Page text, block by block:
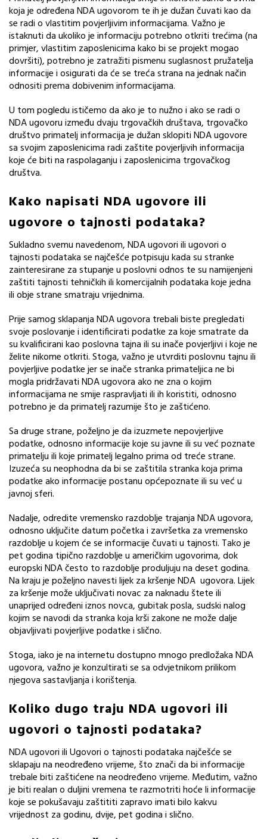
koja je određena NDA ugovorom te ih je dužan čuvati kao da
se radi o vlastitim povjerljivim informacijama. Važno je
istaknuti da ukoliko je informaciju potrebno otkriti trećima (na
primjer, vlastitim zaposlenicima kako bi se projekt mogao
dovršiti), potrebno je zatražiti pismenu suglasnost pružatelja
informacije i osigurati da će se treća strana na jednak način
odnositi prema dobivenim informacijama.
U tom pogledu ističemo da ako je to nužno i ako se radi o
NDA ugovoru između dvaju trgovačkih društava, trgovačko
društvo primatelj informacija je dužan sklopiti NDA ugovore
sa svojim zaposlenicima radi zaštite povjerljivih informacija
koje će biti na raspolaganju i zaposlenicima trgovačkog
društva.
Kako napisati NDA ugovore ili
ugovore o tajnosti podataka?
Sukladno svemu navedenom, NDA ugovori ili ugovori o
tajnosti podataka se najčešće potpisuju kada su stranke
zainteresirane za stupanje u poslovni odnos te su namijenjeni
zaštiti tajnosti tehničkih ili komercijalnih podataka koje jedna
ili obje strane smatraju vrijednima.
Prije samog sklapanja NDA ugovora trebali biste pregledati
svoje poslovanje i identificirati podatke za koje smatrate da
su kvalificirani kao poslovna tajna ili su inače povjerljivi i koje ne
želite nikome otkriti. Stoga, važno je utvrditi poslovnu tajnu ili
povjerljive podatke jer se inače stranka primateljica ne bi
mogla pridržavati NDA ugovora ako ne zna o kojim
informacijama ne smije raspravljati ili ih koristiti, odnosno
potrebno je da primatelj razumije što je zaštićeno.
Sa druge strane, poželjno je da izuzmete nepovjerljive
podatke, odnosno informacije koje su javne ili su već poznate
primatelju ili koje primatelj legalno prima od treće strane.
Izuzeća su neophodna da bi se zaštitila stranka koja prima
podatke ako informacije postanu općepoznate ili su već u
javnoj sferi.
Nadalje, odredite vremensko razdoblje trajanja NDA ugovora,
odnosno uključite datum početka i završetka za vremensko
razdoblje u kojem će se informacije čuvati u tajnosti. Tako je
pet godina tipično razdoblje u američkim ugovorima, dok
europski NDA često to razdoblje produljuju na deset godina.
Na kraju je poželjno navesti lijek za kršenje NDA ugovora. Lijek
za kršenje može uključivati novac za naknadu štete ili
unaprijed određeni iznos novca, gubitak posla, sudski nalog
kojim se navodi da stranka koja krši zakone ne može dalje
objavljivati ​​povjerljive podatke i slično.
Stoga, iako je na internetu dostupno mnogo predložaka NDA
ugovora, važno je konzultirati se sa odvjetnikom prilikom
njegova sastavljanja i korištenja.
Koliko dugo traju NDA ugovori ili
ugovori o tajnosti podataka?
NDA ugovori ili Ugovori o tajnosti podataka najčešće se
sklapaju na neodređeno vrijeme, što znači da bi informacije
trebale biti zaštićene na neodređeno vrijeme. Međutim, važno
je biti realan o duljini vremena te razmotriti hoće li informacije
koje se pokušavaju zaštititi zapravo imati bilo kakvu
vrijednost za godinu, dvije, pet godina i slično.